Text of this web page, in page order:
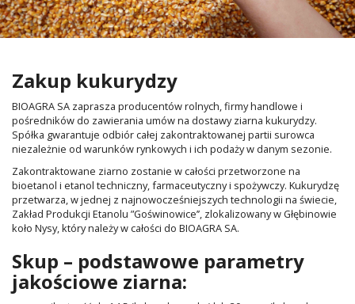
Zakup kukurydzy
BIOAGRA SA zaprasza producentów rolnych, firmy handlowe i
pośredników do zawierania umów na dostawy ziarna kukurydzy.
Spółka gwarantuje odbiór całej zakontraktowanej partii surowca
niezależnie od warunków rynkowych i ich podaży w danym sezonie.
Zakontraktowane ziarno zostanie w całości przetworzone na
bioetanol i etanol techniczny, farmaceutyczny i spożywczy. Kukurydzę
przetwarza, w jednej z najnowocześniejszych technologii na świecie,
Zakład Produkcji Etanolu ”Goświnowice’’, zlokalizowany w Głębinowie
koło Nysy, który należy w całości do BIOAGRA SA.
Skup – podstawowe parametry
jakościowe ziarna: